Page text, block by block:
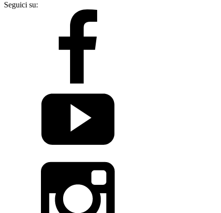
Seguici su: